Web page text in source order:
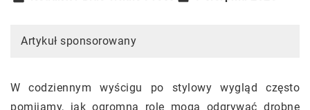
Artykuł sponsorowany
W codziennym wyścigu po stylowy wygląd często
pomijamy, jak ogromną rolę mogą odgrywać drobne